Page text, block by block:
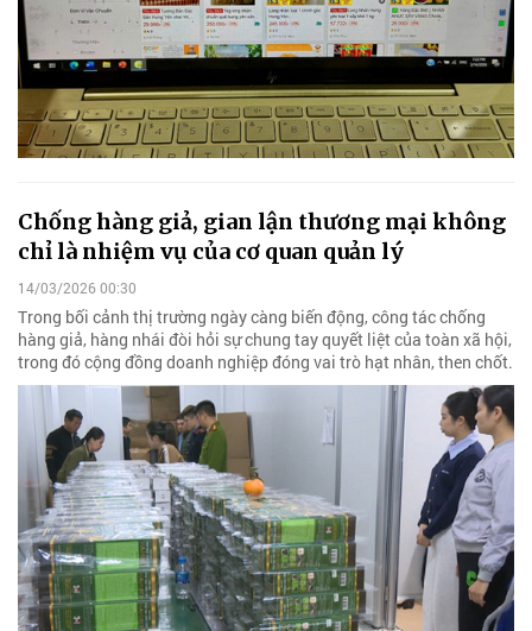
Chống hàng giả, gian lận thương mại không
chỉ là nhiệm vụ của cơ quan quản lý
14/03/2026 00:30
Trong bối cảnh thị trường ngày càng biến động, công tác chống
hàng giả, hàng nhái đòi hỏi sự chung tay quyết liệt của toàn xã hội,
trong đó cộng đồng doanh nghiệp đóng vai trò hạt nhân, then chốt.